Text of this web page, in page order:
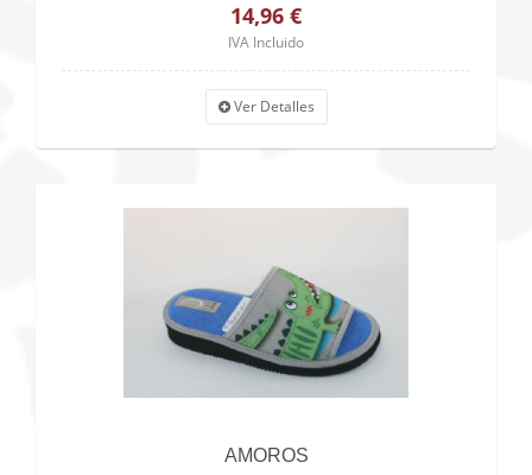
14,96 €
IVA Incluido
Ver Detalles
AMOROS